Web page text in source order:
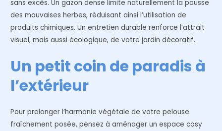
sans excès. Un gazon dense limite naturellement la pousse
des mauvaises herbes, réduisant ainsi l’utilisation de
produits chimiques. Un entretien durable renforce l’attrait
visuel, mais aussi écologique, de votre jardin décoratif.
Un petit coin de paradis à
l’extérieur
Pour prolonger l’harmonie végétale de votre pelouse
fraîchement posée, pensez à aménager un espace cosy